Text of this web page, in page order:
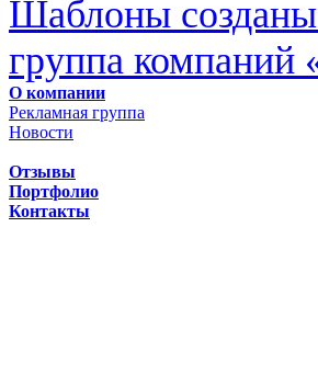
Шаблоны
группа компаний
О компании
Рекламная группа
Новости
Отзывы
Портфолио
Контакты